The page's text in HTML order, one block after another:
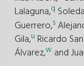
Lalaguna,q
Guerrero,s
Gila,u Ricardo
Álvarez,w and